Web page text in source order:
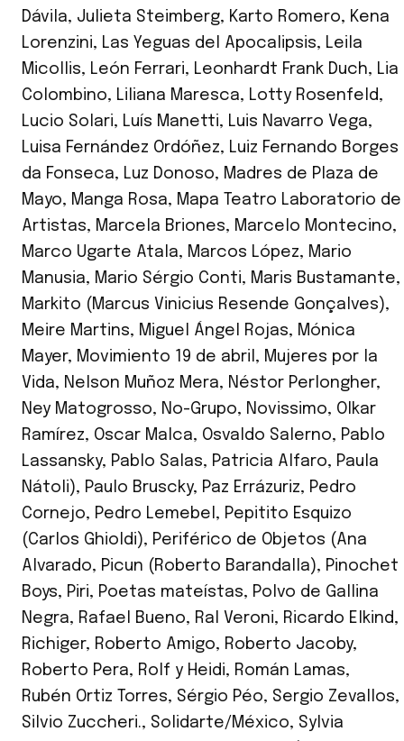
Dávila, Julieta Steimberg, Karto Romero, Kena
Lorenzini, Las Yeguas del Apocalipsis, Leila
Micollis, León Ferrari, Leonhardt Frank Duch, Lia
Colombino, Liliana Maresca, Lotty Rosenfeld,
Lucio Solari, Luís Manetti, Luis Navarro Vega,
Luisa Fernández Ordóñez, Luiz Fernando Borges
da Fonseca, Luz Donoso, Madres de Plaza de
Mayo, Manga Rosa, Mapa Teatro Laboratorio de
Artistas, Marcela Briones, Marcelo Montecino,
Marco Ugarte Atala, Marcos López, Mario
Manusia, Mario Sérgio Conti, Maris Bustamante,
Markito (Marcus Vinicius Resende Gonçalves),
Meire Martins, Miguel Ángel Rojas, Mónica
Mayer, Movimiento 19 de abril , Mujeres por la
Vida, Nelson Muñoz Mera, Néstor Perlongher,
Ney Matogrosso, No-Grupo, Novissimo, Olkar
Ramírez, Oscar Malca, Osvaldo Salerno, Pablo
Lassansky, Pablo Salas, Patricia Alfaro, Paula
Nátoli), Paulo Bruscky, Paz Errázuriz, Pedro
Cornejo, Pedro Lemebel , Pepitito Esquizo
(Carlos Ghioldi), Periférico de Objetos (Ana
Alvarado, Picun (Roberto Barandalla), Pinochet
Boys, Piri, Poetas mateístas, Polvo de Gallina
Negra, Rafael Bueno, Ral Veroni, Ricardo Elkind,
Richiger, Roberto Amigo, Roberto Jacoby,
Roberto Pera, Rolf y Heidi, Román Lamas,
Rubén Ortiz Torres, Sérgio Péo, Sergio Zevallos,
Silvio Zuccheri., Solidarte/México, Sylvia